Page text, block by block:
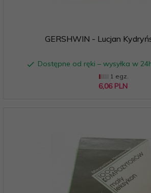
GERSHWIN - Lucjan
Dostępne od ręki – wysyłka w
1 egz.
6,06 PLN